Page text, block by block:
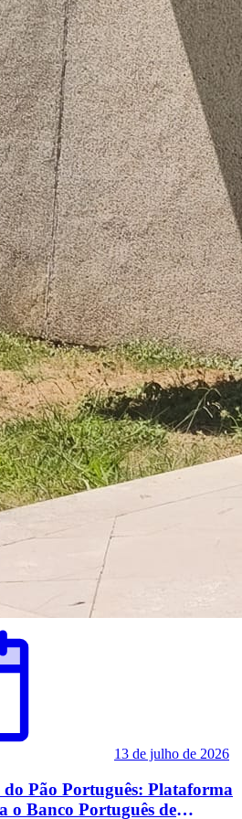
13 de julho de 2026
Pão Português: Plataforma
o Banco Português de